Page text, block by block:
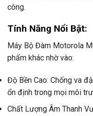
công.
Tính Năng Nổi Bật:
Máy Bộ Đàm Motorola
phẩm khác nhờ vào:
Độ Bền Cao: Chống va
ổn định trong mọi môi
Chất Lượng Âm Thanh